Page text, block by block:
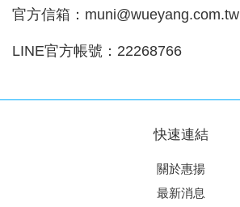
官方信箱：muni@wueyang.com.tw
LINE官方帳號：22268766
快速連結
關於惠揚
最新消息